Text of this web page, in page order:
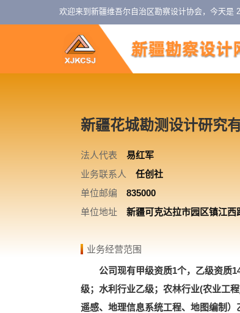
欢迎来到新疆维吾尔自治区勘察设计协会，今天是
新疆花城勘测设计研究
法人代表 易红军
业务联系人
任创社
单位邮编
835000
单位地址
新疆可克达拉市园区镇江西
业务经营范围
公司现有甲级资质1个，乙级资质
级；水利行业乙级；农林行业(农业工
遥感、地理信息系统工程、地图编制